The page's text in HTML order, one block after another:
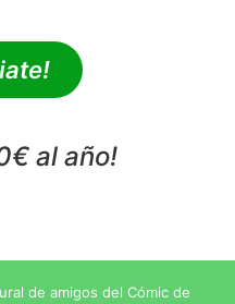
al año!
de amigos del Cómic de